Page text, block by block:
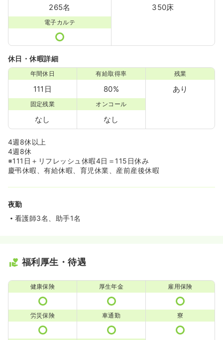
265名 350床
電子カルテ
休日・休暇詳細
年間休日
111日
有給取得率
80%
残業
あり
固定残業
なし
オンコール
なし
4週8休以上
4週8休
※111日＋リフレッシュ休暇4日＝115日休み
慶弔休暇、有給休暇、育児休業、産前産後休暇
夜勤
看護師3名、助手1名
福利厚生・待遇
健康保険 厚生年金 雇用保険
労災保険 車通勤 寮